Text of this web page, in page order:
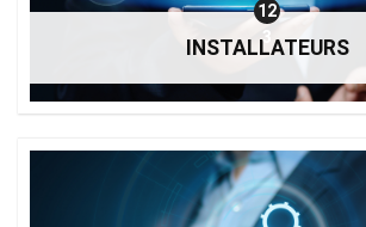
INSTALLATEURS
12
3